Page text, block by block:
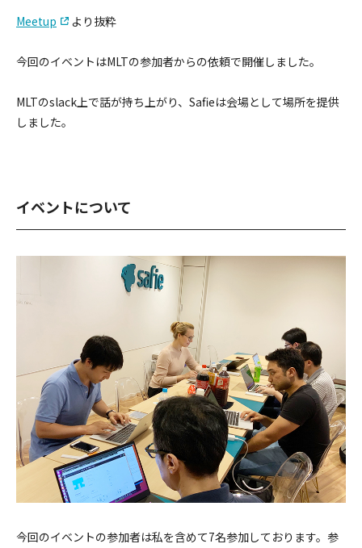
Meetup より抜粋
今回のイベントはMLTの参加者からの依頼で開催しました。
MLTのslack上で話が持ち上がり、Safieは会場として場所を提供
しました。
イベントについて
今回のイベントの参加者は私を含めて7名参加しております。参